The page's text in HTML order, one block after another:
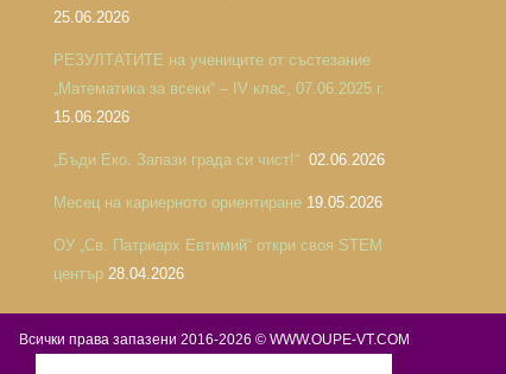
25.06.2026
РЕЗУЛТАТИТЕ на учениците от състезание
„Математика за всеки“ – IV клас, 07.06.2025 г.
15.06.2026
„Бъди Еко. Запази града си чист!“ 02.06.2026
Месец на кариерното ориентиране 19.05.2026
ОУ „Св. Патриарх Евтимий“ откри своя STEM
център 28.04.2026
Всички права запазени 2016-2026 © WWW.OUPE-VT.COM